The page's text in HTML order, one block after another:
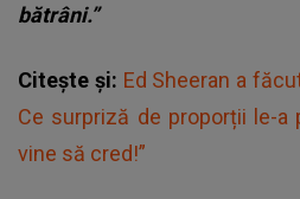
bătrâni.”
Citește și: Ed Sheeran a
Ce surpriză de proporții le-a
vine să cred!”